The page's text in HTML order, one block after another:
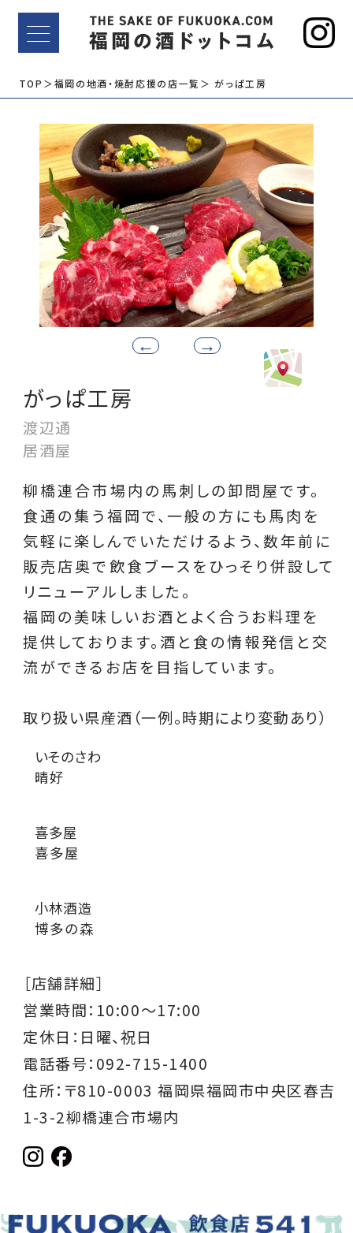
TOP ＞福岡の地酒・焼酎応援の店一覧 ＞ がっぱ工房
がっぱ工房
渡辺通
居酒屋
柳橋連合市場内の馬刺しの卸問屋です。
食通の集う福岡で、一般の方にも馬肉を
気軽に楽しんでいただけるよう、数年前に
販売店奥で飲食ブースをひっそり併設して
リニューアルしました。
福岡の美味しいお酒とよく合うお料理を
提供しております。酒と食の情報発信と交
流ができるお店を目指しています。
取り扱い県産酒（一例。時期により変動あり）
いそのさわ
晴好
喜多屋
喜多屋
小林酒造
博多の森
［店舗詳細］
営業時間： 10:00～17:00
定休日：日曜、祝日
電話番号：092-715-1400
住所：〒810-0003 福岡県福岡市中央区春吉
1-3-2柳橋連合市場内